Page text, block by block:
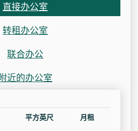
直接办公室
转租办公室
联合办公
近的办公室
平方英尺 月租